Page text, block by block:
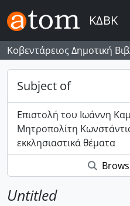
Skip to main content
ΚΔΒΚ
Κοβεντάρειος Δημοτική
Subject of
Επιστολή του Ιωάννη
Μητροπολίτη
εκκλησιαστικά θέματα
Untitled